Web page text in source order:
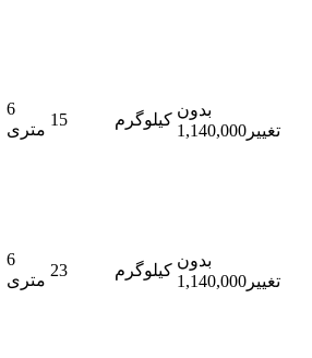
6
متری
15 کیلوگرم
بدون
تغییر1,140,000
6
متری
23 کیلوگرم
بدون
تغییر1,140,000